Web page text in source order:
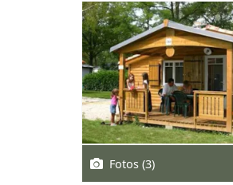
Fotos (3)